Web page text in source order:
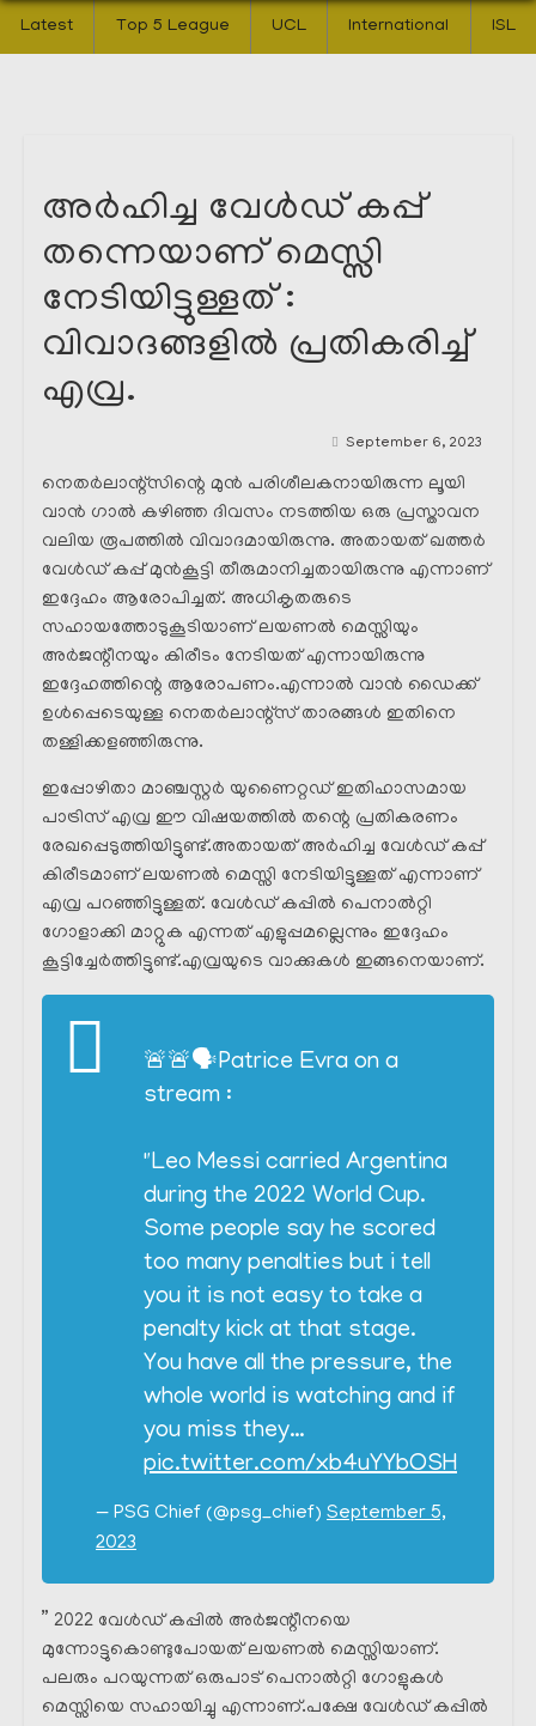
Latest Top 5 League UCL International ISL
അർഹിച്ച വേൾഡ് കപ്പ്
തന്നെയാണ് മെസ്സി
നേടിയിട്ടുള്ളത് :
വിവാദങ്ങളിൽ പ്രതികരിച്ച്
എവ്ര.
September 6, 2023
നെതർലാന്റ്സിന്റെ മുൻ പരിശീലകനായിരുന്ന ലൂയി
വാൻ ഗാൽ കഴിഞ്ഞ ദിവസം നടത്തിയ ഒരു പ്രസ്താവന
വലിയ രൂപത്തിൽ വിവാദമായിരുന്നു. അതായത് ഖത്തർ
വേൾഡ് കപ്പ് മുൻകൂട്ടി തീരുമാനിച്ചതായിരുന്നു എന്നാണ്
ഇദ്ദേഹം ആരോപിച്ചത്. അധികൃതരുടെ
സഹായത്തോടുകൂടിയാണ് ലയണൽ മെസ്സിയും
അർജന്റീനയും കിരീടം നേടിയത് എന്നായിരുന്നു
ഇദ്ദേഹത്തിന്റെ ആരോപണം.എന്നാൽ വാൻ ഡൈക്ക്
ഉൾപ്പെടെയുള്ള നെതർലാന്റ്സ് താരങ്ങൾ ഇതിനെ
തള്ളിക്കളഞ്ഞിരുന്നു.
ഇപ്പോഴിതാ മാഞ്ചസ്റ്റർ യുണൈറ്റഡ് ഇതിഹാസമായ
പാട്രിസ് എവ്ര ഈ വിഷയത്തിൽ തന്റെ പ്രതികരണം
രേഖപ്പെടുത്തിയിട്ടുണ്ട്.അതായത് അർഹിച്ച വേൾഡ് കപ്പ്
കിരീടമാണ് ലയണൽ മെസ്സി നേടിയിട്ടുള്ളത് എന്നാണ്
എവ്ര പറഞ്ഞിട്ടുള്ളത്. വേൾഡ് കപ്പിൽ പെനാൽറ്റി
ഗോളാക്കി മാറ്റുക എന്നത് എളുപ്പമല്ലെന്നും ഇദ്ദേഹം
കൂട്ടിച്ചേർത്തിട്ടുണ്ട്.എവ്രയുടെ വാക്കുകൾ ഇങ്ങനെയാണ്.
🚨🚨🗣Patrice Evra on a
stream :
"Leo Messi carried Argentina
during the 2022 World Cup.
Some people say he scored
too many penalties but i tell
you it is not easy to take a
penalty kick at that stage.
You have all the pressure, the
whole world is watching and if
you miss they…
pic.twitter.com/xb4uYYbOSH
— PSG Chief (@psg_chief) September 5,
2023
” 2022 വേൾഡ് കപ്പിൽ അർജന്റീനയെ
മുന്നോട്ടുകൊണ്ടുപോയത് ലയണൽ മെസ്സിയാണ്.
പലരും പറയുന്നത് ഒരുപാട് പെനാൽറ്റി ഗോളുകൾ
മെസ്സിയെ സഹായിച്ചു എന്നാണ്.പക്ഷേ വേൾഡ് കപ്പിൽ